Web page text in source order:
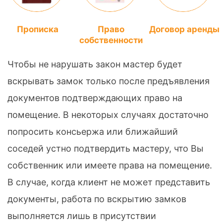
Прописка
Право
собственности
Договор аренды
Чтобы не нарушать закон мастер будет
вскрывать замок только после предъявления
документов подтверждающих право на
помещение. В некоторых случаях достаточно
попросить консьержа или ближайший
соседей устно подтвердить мастеру, что Вы
собственник или имеете права на помещение.
В случае, когда клиент не может представить
документы, работа по вскрытию замков
выполняется лишь в присутствии